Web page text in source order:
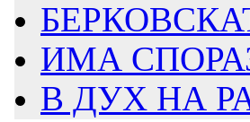
ИМА
В ДУХ НА